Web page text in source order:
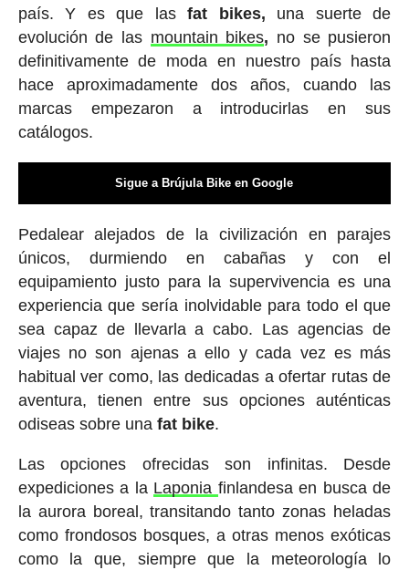
país. Y es que lasfat bikes, una suerte de
evolución de las mountain bikes, no se pusieron
definitivamente de moda en nuestro país hasta
hace aproximadamente dos años, cuando las
marcas empezaron a introducirlas en sus
catálogos.
Sigue a Brújula Bike en Google
Pedalear alejados de la civilización en parajes
únicos, durmiendo en cabañas y con el
equipamiento justo para la supervivencia es una
experiencia que sería inolvidable para todo el que
sea capaz de llevarla a cabo. Las agencias de
viajes no son ajenas a ello y cada vez es más
habitual ver como, las dedicadas a ofertar rutas de
aventura, tienen entre sus opciones auténticas
odiseas sobre una fat bike.
Las opciones ofrecidas son infinitas. Desde
expediciones a la Laponia finlandesa en busca de
la aurora boreal, transitando tanto zonas heladas
como frondosos bosques, a otras menos exóticas
como la que, siempre que la meteorología lo